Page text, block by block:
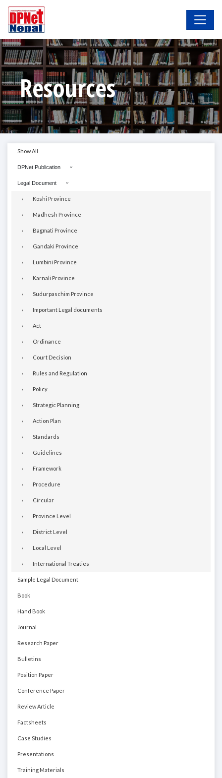
Resources
Show All
DPNet Publication
Legal Document
Koshi Province
Madhesh Province
Bagmati Province
Gandaki Province
Lumbini Province
Karnali Province
Sudurpaschim Province
Important Legal documents
Act
Ordinance
Court Decision
Rules and Regulation
Policy
Strategic Planning
Action Plan
Standards
Guidelines
Framework
Procedure
Circular
Province Level
District Level
Local Level
International Treaties
Sample Legal Document
Book
Hand Book
Journal
Research Paper
Bulletins
Position Paper
Conference Paper
Review Article
Factsheets
Case Studies
Presentations
Training Materials